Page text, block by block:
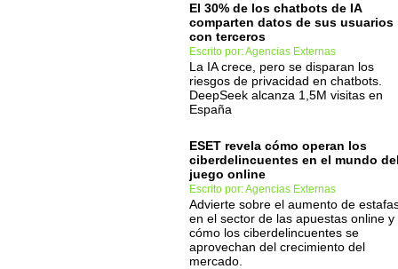
El 30% de los chatbots de IA
comparten datos de sus usuarios
con terceros
Escrito por: Agencias Externas
La IA crece, pero se disparan los
riesgos de privacidad en chatbots.
DeepSeek alcanza 1,5M visitas en
España
ESET revela cómo operan los
ciberdelincuentes en el mundo
juego online
Escrito por: Agencias Externas
Advierte sobre el aumento de
en el sector de las apuestas online y
cómo los ciberdelincuentes se
aprovechan del crecimiento del
mercado.